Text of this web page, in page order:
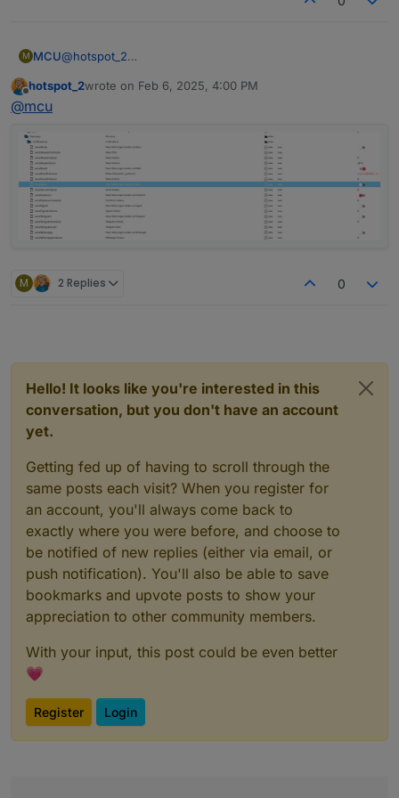
M MCU@hotspot_2
hotspot_2wrote on Feb 6, 2025, 4:00 PM
last edited by
@mcu
M 2 Replies 0
Hello! It looks like you're interested in this
conversation, but you don't have an account
yet.
Getting fed up of having to scroll through the
same posts each visit? When you register for
an account, you'll always come back to
exactly where you were before, and choose to
be notified of new replies (either via email, or
push notification). You'll also be able to save
bookmarks and upvote posts to show your
appreciation to other community members.
With your input, this post could be even better
💗
Register Login